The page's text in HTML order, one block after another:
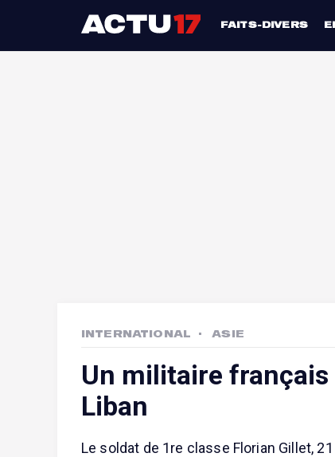
FAITS-DIVERS
INTERNATIONAL ASIE
Un militaire
Liban
Le soldat de 1re classe Florian Gillet,